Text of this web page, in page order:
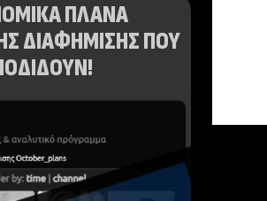
ΠΛΑΝΑ
ΔΙΑΦΗΜΙΣΗΣ ΠΟΥ